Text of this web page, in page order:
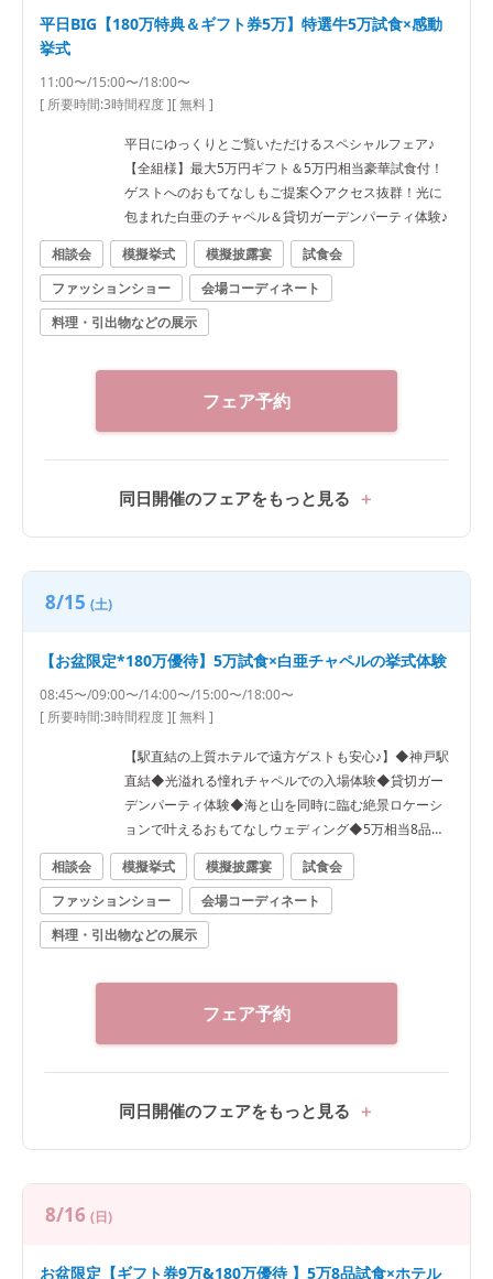
平日BIG【180万特典＆ギフト券5万】特選牛5万試食×感動
挙式
11:00〜/15:00〜/18:00〜
[ 所要時間:3時間程度][ 無料 ]
平日にゆっくりとご覧いただけるスペシャルフェア♪
【全組様】最大5万円ギフト＆5万円相当豪華試食付！
ゲストへのおもてなしもご提案◇アクセス抜群！光に
包まれた白亜のチャペル＆貸切ガーデンパーティ体験♪
相談会
模擬挙式 模擬披露宴
試食会
ファッションショー
会場コーディネート
料理・引出物などの展示
フェア予約
同日開催のフェアをもっと見る
8/15 (土)
【お盆限定*180万優待】5万試食×白亜チャペルの挙式体験
08:45〜/09:00〜/14:00〜/15:00〜/18:00〜
[ 所要時間:3時間程度][ 無料 ]
【駅直結の上質ホテルで遠方ゲストも安心♪】◆神戸駅
直結◆光溢れる憧れチャペルでの入場体験◆貸切ガー
デンパーティ体験◆海と山を同時に臨む絶景ロケーシ
ョンで叶えるおもてなしウェディング◆5万相当8品試
食
相談会 模擬挙式 模擬披露宴
試食会
ファッションショー
会場コーディネート
料理・引出物などの展示
フェア予約
同日開催のフェアをもっと見る
8/16 (日)
お盆限定【ギフト券9万&180万優待 】5万8品試食×ホテル